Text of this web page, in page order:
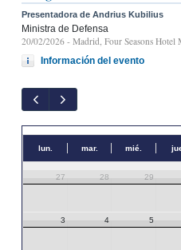
Presentadora de Andrius Kubilius
Ministra de Defensa
20/02/2026 - Madrid, Four Seasons
Información del evento
lun. mar. mié.
27 28 29
3 4 5